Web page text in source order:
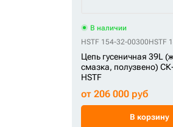
В наличии
HSTF 154-32-00300HSTF
Цепь гусеничная 39L
смазка, полузвено)
HSTF
от 206 000 руб
В корзину